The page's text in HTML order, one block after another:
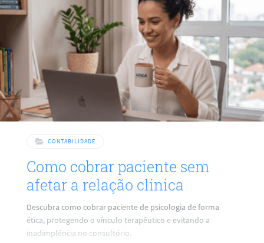
CONTABILIDADE
Como cobrar paciente sem
afetar a relação clínica
Descubra como cobrar paciente de psicologia de forma
ética, protegendo o vínculo terapêutico e evitando a
inadimplência no consultório.